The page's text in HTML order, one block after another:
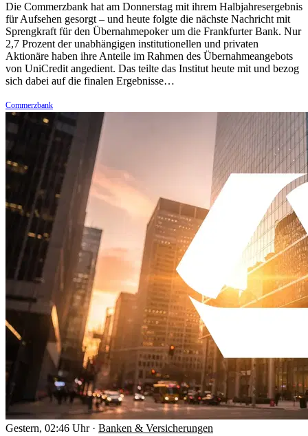
Die Commerzbank hat am Donnerstag mit ihrem Halbjahresergebnis
für Aufsehen gesorgt – und heute folgte die nächste Nachricht mit
Sprengkraft für den Übernahmepoker um die Frankfurter Bank. Nur
2,7 Prozent der unabhängigen institutionellen und privaten
Aktionäre haben ihre Anteile im Rahmen des Übernahmeangebots
von UniCredit angedient. Das teilte das Institut heute mit und bezog
sich dabei auf die finalen Ergebnisse…
Commerzbank
Gestern, 02:46 Uhr · Banken & Versicherungen